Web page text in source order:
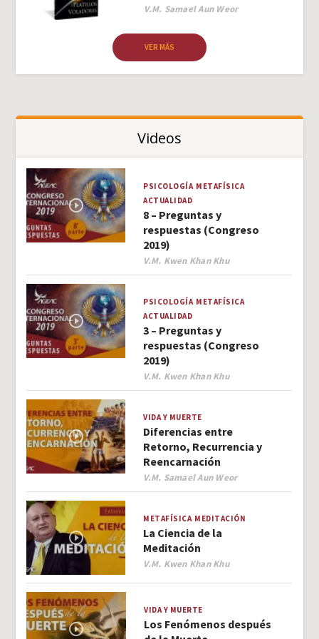
Author
V.M. Samael Aun Weor
VER MÁS
Videos
PSICOLOGÍA METAFÍSICA
ACTUALIDAD
8 – Preguntas y
respuestas (Congreso
2019)
Author
V.M. Kwen Khan Khu
PSICOLOGÍA METAFÍSICA
ACTUALIDAD
3 – Preguntas y
respuestas (Congreso
2019)
Author
V.M. Kwen Khan Khu
VIDA Y MUERTE
Diferencias entre
Retorno, Recurrencia y
Reencarnación
Author
V.M. Samael Aun Weor
METAFÍSICA MEDITACIÓN
La Ciencia de la
Meditación
Author
V.M. Kwen Khan Khu
VIDA Y MUERTE
Los Fenómenos después